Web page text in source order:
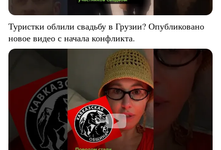
Туристки облили свадьбу в Грузии? Опубликовано
новое видео с начала конфликта.